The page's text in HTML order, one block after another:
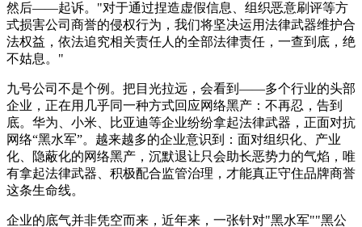
然后——起诉。"对于通过捏造虚假信息、组织恶意刷评等方
式损害公司商誉的侵权行为，我们将坚决运用法律武器维护合
法权益，依法追究相关责任人的全部法律责任，一查到底，绝
不姑息。"
九号公司不是个例。把目光拉远，会看到——多个行业的头部
企业，正在用几乎同一种方式回应网络黑产：不再忍，告到
底。华为、小米、比亚迪等企业纷纷拿起法律武器，正面对抗
网络“黑水军”。越来越多的企业意识到：面对组织化、产业
化、隐蔽化的网络黑产，沉默退让只会助长恶势力的气焰，唯
有拿起法律武器、积极配合监管治理，才能真正守住品牌商誉
这条生命线。
企业的底气并非凭空而来，近年来，一张针对"黑水军""黑公